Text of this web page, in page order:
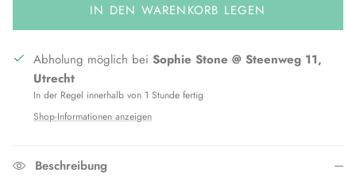
IN DEN WARENKORB LEGEN
Abholung möglich bei Sophie Stone @ Steenweg 11,
Utrecht
In der Regel innerhalb von 1 Stunde fertig
Shop-Informationen anzeigen
Beschreibung